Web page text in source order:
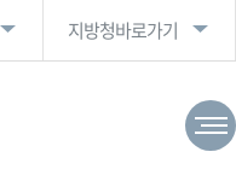
지방청바로가기